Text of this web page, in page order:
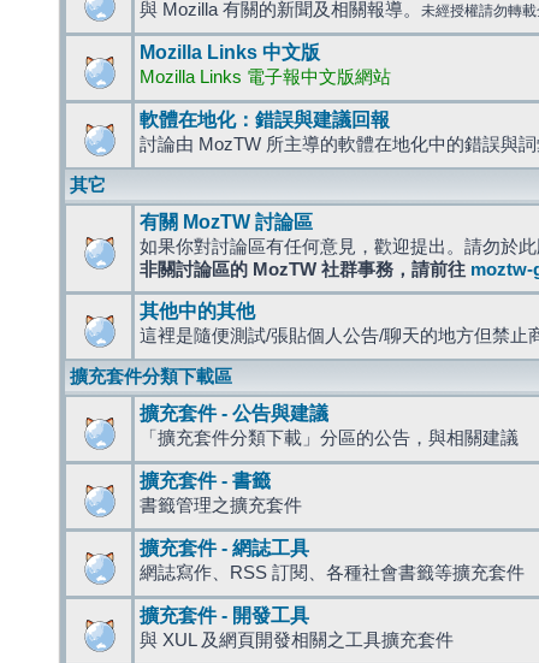
與 Mozilla 有關的新聞及相關報導。 未經授權請勿轉
Mozilla Links 中文版
Mozilla Links 電子報中文版網站
軟體在地化：錯誤與建議回報
討論由 MozTW 所主導的軟體在地化中的錯誤與
其它
有關 MozTW 討論區
如果你對討論區有任何意見，歡迎提出。請勿於
非關討論區的 MozTW 社群事務，請前往 moztw-
其他中的其他
這裡是隨便測試/張貼個人公告/聊天的地方但禁止
擴充套件分類下載區
擴充套件 - 公告與建議
「擴充套件分類下載」分區的公告，與相關建議
擴充套件 - 書籤
書籤管理之擴充套件
擴充套件 - 網誌工具
網誌寫作、RSS 訂閱、各種社會書籤等擴充套件
擴充套件 - 開發工具
與 XUL 及網頁開發相關之工具擴充套件